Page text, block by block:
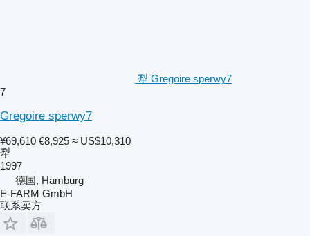
犁 Gregoire sperwy7
7
Gregoire sperwy7
¥69,610 €8,925 ≈ US$10,310
犁
1997
德国, Hamburg
E-FARM GmbH
联系卖方